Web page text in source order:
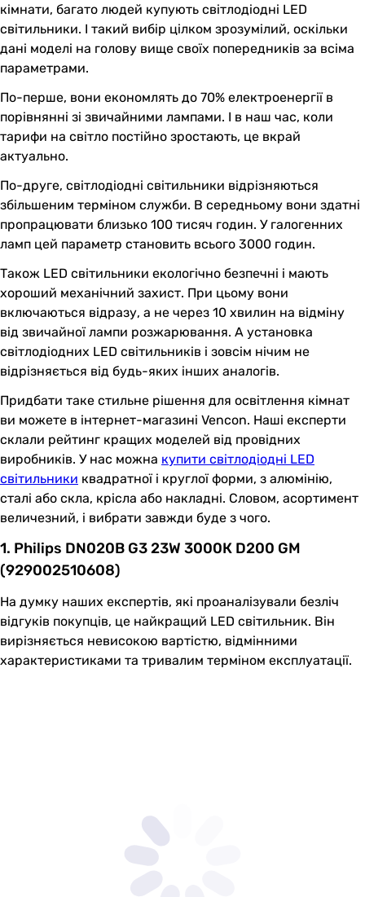
кімнати, багато людей купують світлодіодні LED
світильники. І такий вибір цілком зрозумілий, оскільки
дані моделі на голову вище своїх попередників за всіма
параметрами.
По-перше, вони економлять до 70% електроенергії в
порівнянні зі звичайними лампами. І в наш час, коли
тарифи на світло постійно зростають, це вкрай
актуально.
По-друге, світлодіодні світильники відрізняються
збільшеним терміном служби. В середньому вони здатні
пропрацювати близько 100 тисяч годин. У галогенних
ламп цей параметр становить всього 3000 годин.
Також LED світильники екологічно безпечні і мають
хороший механічний захист. При цьому вони
включаються відразу, а не через 10 хвилин на відміну
від звичайної лампи розжарювання. А установка
світлодіодних LED світильників і зовсім нічим не
відрізняється від будь-яких інших аналогів.
Придбати таке стильне рішення для освітлення кімнат
ви можете в інтернет-магазині Vencon. Наші експерти
склали рейтинг кращих моделей від провідних
виробників. У нас можна купити світлодіодні LED
світильники квадратної і круглої форми, з алюмінію,
сталі або скла, крісла або накладні. Словом, асортимент
величезний, і вибрати завжди буде з чого.
1. Philips DN020B G3 23W 3000К D200 GM
(929002510608)
На думку наших експертів, які проаналізували безліч
відгуків покупців, це найкращий LED світильник. Він
вирізняється невисокою вартістю, відмінними
характеристиками та тривалим терміном експлуатації.